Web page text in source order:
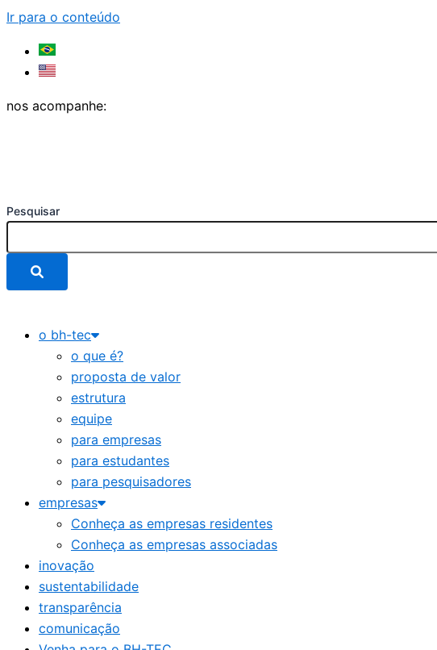
Ir para o conteúdo
nos acompanhe:
Pesquisar
o bh-tec
o que é?
proposta de valor
estrutura
equipe
para empresas
para estudantes
para pesquisadores
empresas
Conheça as empresas residentes
Conheça as empresas associadas
inovação
sustentabilidade
transparência
comunicação